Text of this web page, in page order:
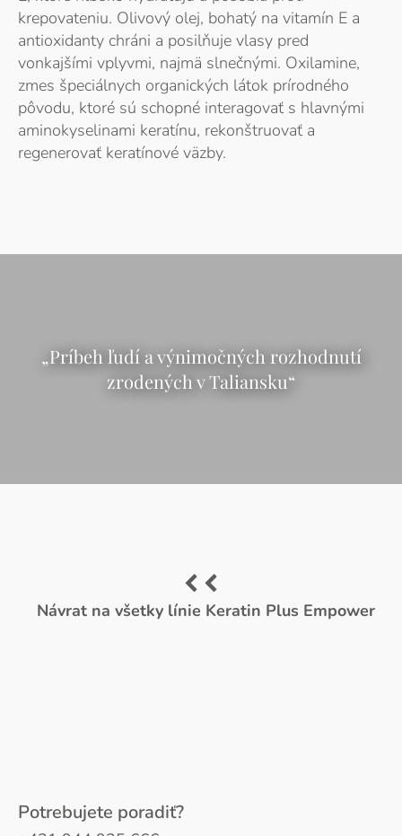
krepovateniu. Olivový olej, bohatý na vitamín E a
antioxidanty chráni a posilňuje vlasy pred
vonkajšími vplyvmi, najmä slnečnými. Oxilamine,
zmes špeciálnych organických látok prírodného
pôvodu, ktoré sú schopné interagovať s hlavnými
aminokyselinami keratínu, rekonštruovať a
regenerovať keratínové väzby.
„Príbeh ľudí a výnimočných rozhodnutí
zrodených v Taliansku“
Návrat na všetky línie Keratin Plus Empower
Potrebujete poradiť?